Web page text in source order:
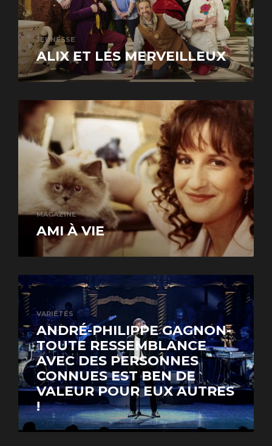
JEUNESSE
ALIX ET LES MERVEILLEUX
MAGAZINE
AMI À VIE
VARIÉTÉS
ANDRÉ-PHILIPPE GAGNON-
TOUTE RESSEMBLANCE
AVEC DES PERSONNES
CONNUES EST BEN DE
VALEUR POUR EUX AUTRES
!